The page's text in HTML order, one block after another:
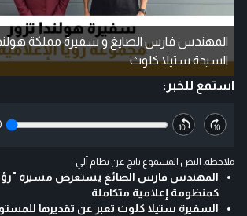
المهندس فارس الصايغ و سفيرة مملكة
السيدة ستيلا كلوث
استمع للخبر:
ملاحظة: النص المسموع ناتج عن نظام آلي
المهندس فارس الصائغ يستعرض مسيرة
كمنظومة إعلامية متكاملة
السفيرة ستيلا كلوث تعبر عن تقديرها